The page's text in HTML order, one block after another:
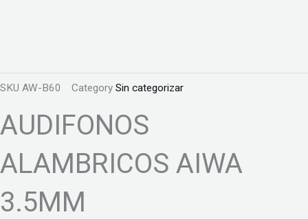
SKU AW-B60 Category Sin categorizar
AUDIFONOS
ALAMBRICOS AIWA
3.5MM